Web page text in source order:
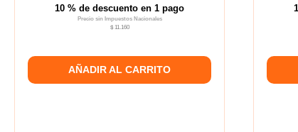
10 % de descuento en 1 pago
Precio sin Impuestos Nacionales
$ 11.160
AÑADIR AL CARRITO